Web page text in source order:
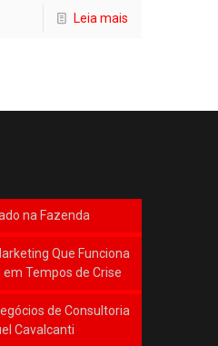
Leia mais
na Fazenda
Que Funciona
em Tempos de Crise
de Consultoria
Cavalcanti